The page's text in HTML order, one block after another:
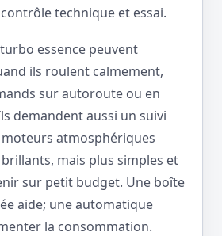
technique et essai.
essence peuvent
ils roulent calmement,
sur autoroute ou en
demandent aussi un suivi
atmosphériques
mais plus simples et
sur petit budget. Une boîte
aide; une automatique
la consommation.